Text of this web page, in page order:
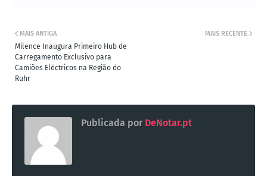
MAIS RECENTE
MAIS ANTIGA
Milence Inaugura Primeiro Hub de
Carregamento Exclusivo para
Camiões Eléctricos na Região do
Ruhr
Publicada por DeNotar.pt